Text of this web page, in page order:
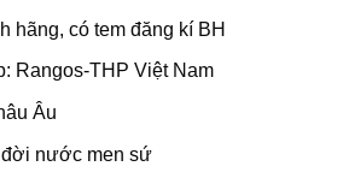
hãng, có tem đăng kí BH
Rangos-THP Việt Nam
Âu
đời nước men sứ